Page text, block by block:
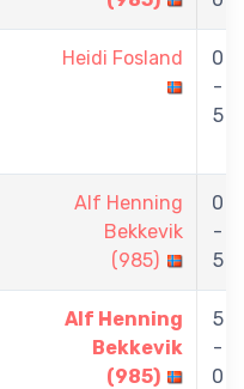
Heidi Fosland
0
-
5
Alf Henning
Bekkevik
(985)
0
-
5
Alf Henning
Bekkevik
(985)
5
-
0